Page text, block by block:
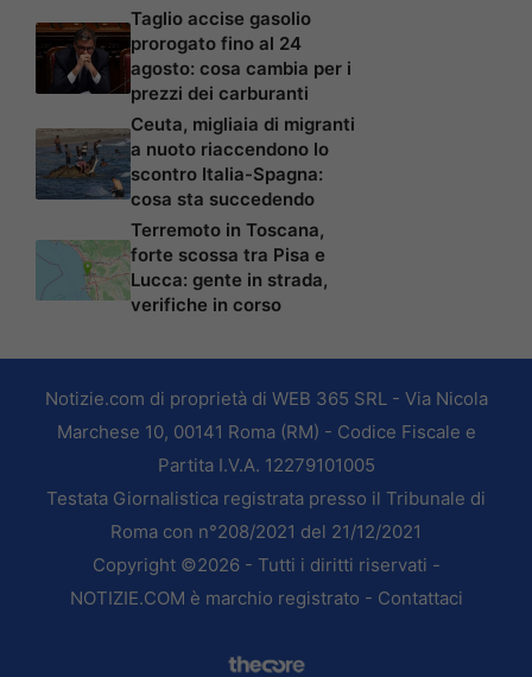
Taglio accise gasolio
prorogato fino al 24
agosto: cosa cambia per i
prezzi dei carburanti
Ceuta, migliaia di migranti
a nuoto riaccendono lo
scontro Italia-Spagna:
cosa sta succedendo
Terremoto in Toscana,
forte scossa tra Pisa e
Lucca: gente in strada,
verifiche in corso
Notizie.com di proprietà di WEB 365 SRL - Via Nicola
Marchese 10, 00141 Roma (RM) - Codice Fiscale e
Partita I.V.A. 12279101005
Testata Giornalistica registrata presso il Tribunale di
Roma con n°208/2021 del 21/12/2021
Copyright ©2026 - Tutti i diritti riservati -
NOTIZIE.COM è marchio registrato - Contattaci